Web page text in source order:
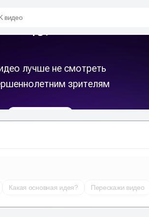
видео
Какая основная идея? Перескажи видео